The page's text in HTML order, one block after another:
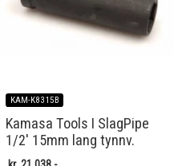
KAM-K8315B
Kamasa Tools I SlagPipe
1/2' 15mm lang tynnv.